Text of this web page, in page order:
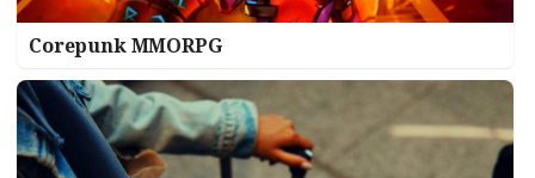
Corepunk MMORPG